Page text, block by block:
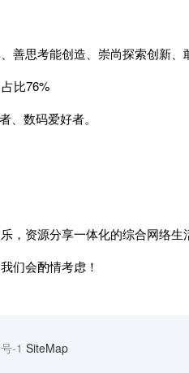
善思考能创造、崇尚探索创新、
比76%
、数码爱好者。
，资源分享一体化的综合网络生
们会酌情考虑！
-1 SiteMap